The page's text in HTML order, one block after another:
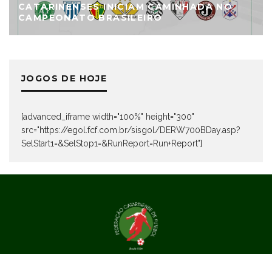
CATARINENSES INICIAM CAMINHADA NO
CAMPEONATO BRASILEIRO
JOGOS DE HOJE
[advanced_iframe width="100%" height="300"
src="https://egol.fcf.com.br/sisgol/DERW700BDay.asp?
SelStart1=&SelStop1=&RunReport=Run+Report"]